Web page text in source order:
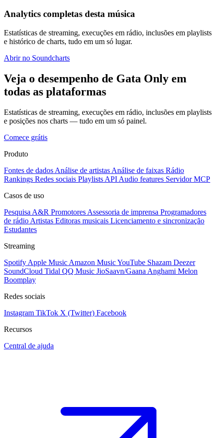
Analytics completas desta música
Estatísticas de streaming, execuções em rádio, inclusões em playlists
e histórico de charts, tudo em um só lugar.
Abrir no Soundcharts
Veja o desempenho de Gata Only em
todas as plataformas
Estatísticas de streaming, execuções em rádio, inclusões em playlists
e posições nos charts — tudo em um só painel.
Comece grátis
Produto
Fontes de dados Análise de artistas Análise de faixas Rádio
Rankings Redes sociais Playlists API Audio features Servidor MCP
Casos de uso
Pesquisa A&R Promotores Assessoria de imprensa Programadores
de rádio Artistas Editoras musicais Licenciamento e sincronização
Estudantes
Streaming
Spotify Apple Music Amazon MusicYouTube Shazam Deezer
SoundCloud Tidal QQ Music JioSaavn/Gaana Anghami Melon
Boomplay
Redes sociais
Instagram TikTok X (Twitter) Facebook
Recursos
Central de ajuda